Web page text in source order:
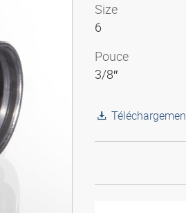
Size
6
Pouce
3/8″